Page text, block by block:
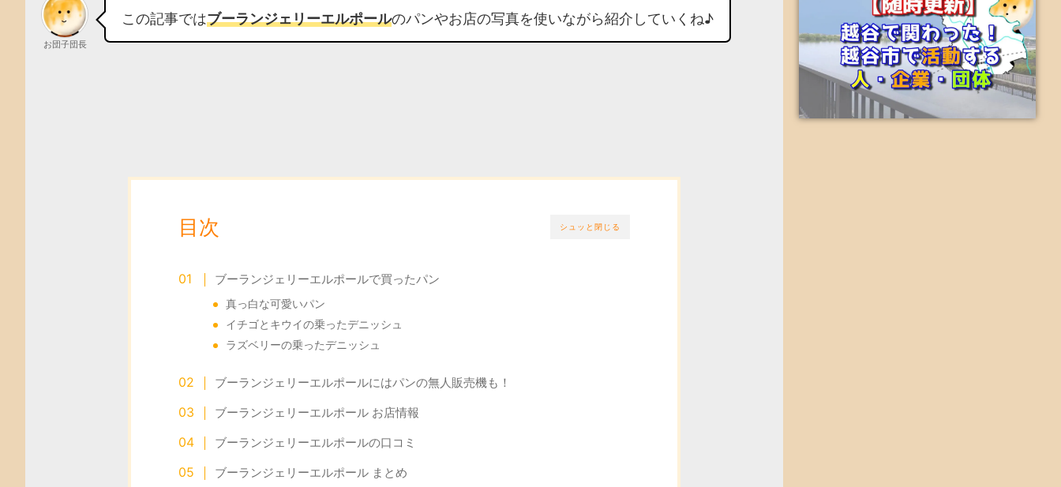
お団子団長
この記事ではブーランジェリーエルポールのパンやお店の写真を使いながら紹介していくね♪
シュッと閉じる
目次
ブーランジェリーエルポールで買ったパン
真っ白な可愛いパン
イチゴとキウイの乗ったデニッシュ
ラズベリーの乗ったデニッシュ
ブーランジェリーエルポールにはパンの無人販売機も！
ブーランジェリーエルポール お店情報
ブーランジェリーエルポールの口コミ
ブーランジェリーエルポール まとめ